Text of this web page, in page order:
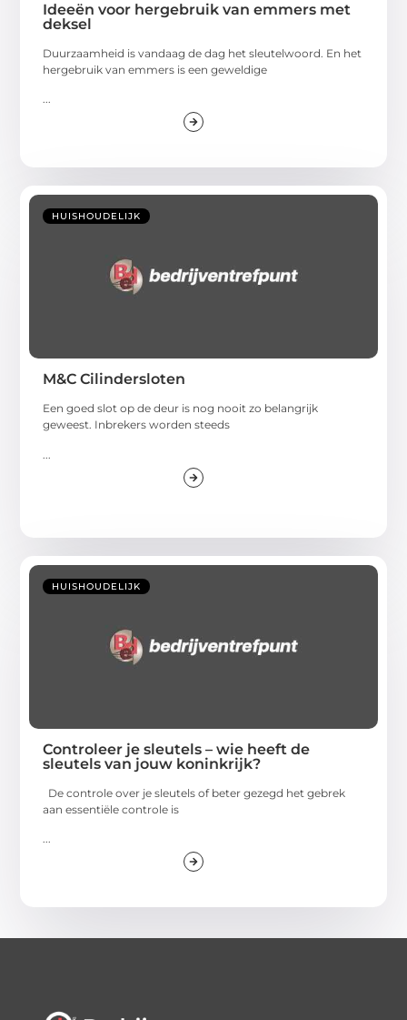
Ideeën voor hergebruik van emmers met
deksel
Duurzaamheid is vandaag de dag het sleutelwoord. En het
hergebruik van emmers is een geweldige
...
HUISHOUDELIJK
M&C Cilindersloten
Een goed slot op de deur is nog nooit zo belangrijk
geweest. Inbrekers worden steeds
HUISHOUDELIJK
Controleer je sleutels – wie heeft de
sleutels van jouw koninkrijk?
De controle over je sleutels of beter gezegd het gebrek
aan essentiële controle is
...